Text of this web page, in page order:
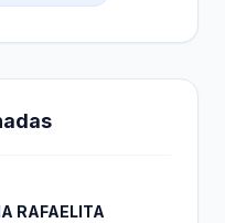
RAFAELITA